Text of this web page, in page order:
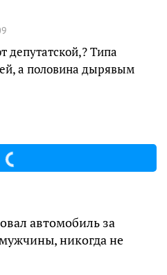
депутатской,? Типа
а половина дырявым
автомобиль за
никогда не